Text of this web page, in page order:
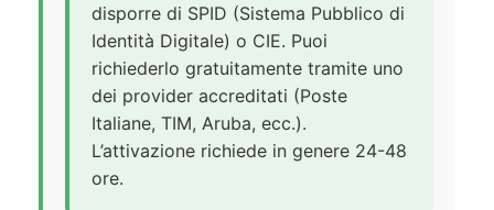
disporre di SPID (Sistema Pubblico di
Identità Digitale) o CIE. Puoi
richiederlo gratuitamente tramite uno
dei provider accreditati (Poste
Italiane, TIM, Aruba, ecc.).
L’attivazione richiede in genere 24-48
ore.